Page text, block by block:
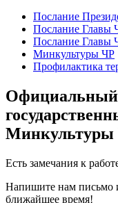
Послание
Послание Главы
Послание Главы
Минкультуры ЧР
Профилактика
Есть замечания к
Напишите нам письмо
ближайшее время!